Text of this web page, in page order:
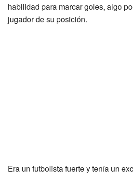
habilidad para marcar goles, algo
jugador de su posición.
Era un futbolista fuerte y tenía un